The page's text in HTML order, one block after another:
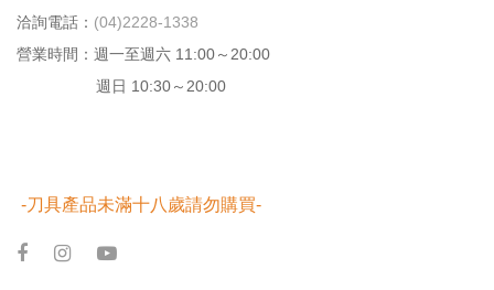
洽詢電話： (04)2228-1338
營業時間：週⼀⾄週六 11:00～20:00
週日 10:30～20:00
-刀具產品未滿十八歲請勿購買-